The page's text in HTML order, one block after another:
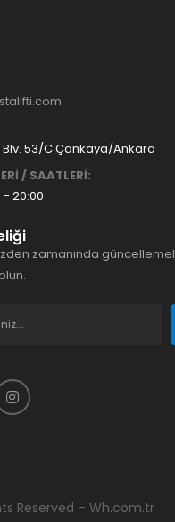
53/C Çankaya/Ankara
/ SAATLERİ:
- 20:00
zamanında
Reserved – Wh.com.tr